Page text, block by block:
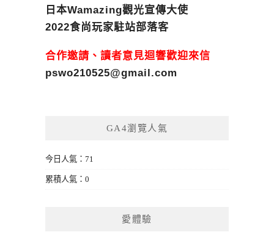
日本Wamazing觀光宣傳大使
2022食尚玩家駐站部落客
合作邀請、讀者意見迴響歡迎來信
pswo210525@gmail.com
GA4瀏覽人氣
今日人氣：71
累積人氣：0
愛體驗